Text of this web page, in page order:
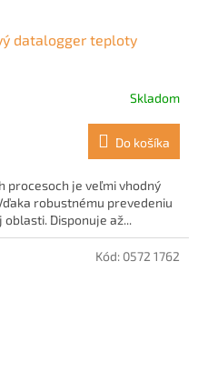
datalogger teploty
Skladom
Do košíka
procesoch je veľmi vhodný
robustnému prevedeniu
Disponuje až...
Kód: 0572 1762